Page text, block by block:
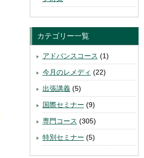
カテゴリー一覧
アドバンスコース (1)
今月のレメディ (22)
出張講義(5)
国際セミナー (9)
専門コース (305)
特別セミナー (5)